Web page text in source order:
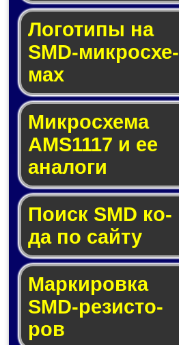
Логотипы на
SMD-мик­ро­схе­
мах
Микросхема
AMS1117 и ее
ана­ло­ги
Поиск SMD ко­
да по сай­ту
Маркировка
SMD-ре­зис­то­
ров